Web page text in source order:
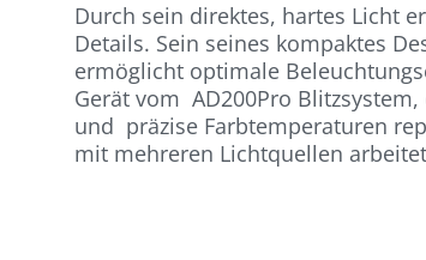
Durch sein direktes, hartes Licht
Details. Sein seines kompaktes
ermöglicht optimale
Gerät vom AD200Pro
und präzise Farbtemperaturen
mit mehreren Lichtquellen